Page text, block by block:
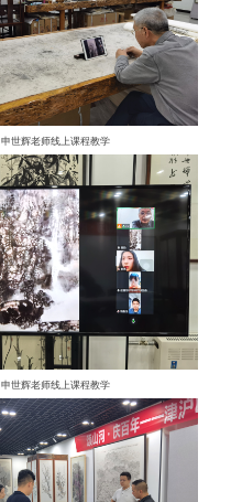
申世辉老师线上课程教学
申世辉老师线上课程教学